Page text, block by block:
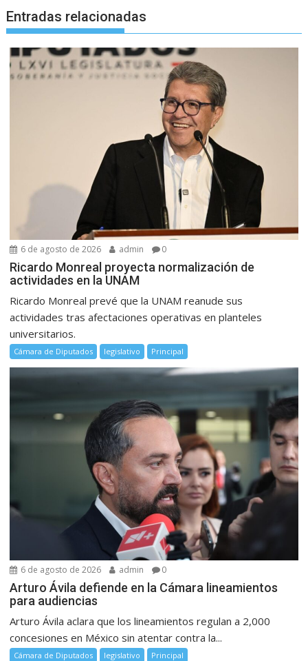
Entradas relacionadas
6 de agosto de 2026 admin 0
Ricardo Monreal proyecta normalización de
actividades en la UNAM
Ricardo Monreal prevé que la UNAM reanude sus
actividades tras afectaciones operativas en planteles
universitarios.
Cámara de Diputados legislativo Principal
6 de agosto de 2026 admin 0
Arturo Ávila defiende en la Cámara lineamientos
para audiencias
Arturo Ávila aclara que los lineamientos regulan a 2,000
concesiones en México sin atentar contra la...
Cámara de Diputados legislativo Principal